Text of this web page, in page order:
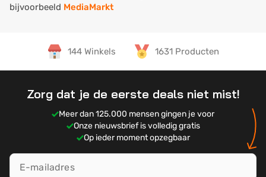
bijvoorbeeld MediaMarkt
144 Winkels 1631 Producten
Zorg dat je de eerste deals niet mist!
Meer dan 125.000 mensen gingen je voor
Onze nieuwsbrief is volledig gratis
Op ieder moment opzegbaar